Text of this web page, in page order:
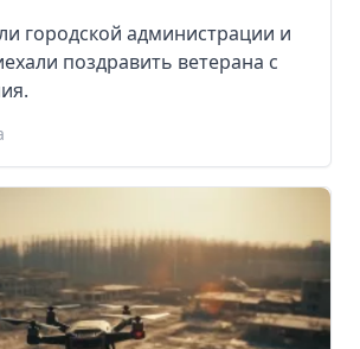
городской администрации и
поздравить ветерана с